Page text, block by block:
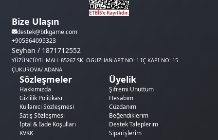
Bize Ulaşın
destek@btkgame.com
+905364095323
Seyhan / 1871712552
YÜZÜNCÜYIL MAH. 85267 SK. OGUZHAN APT NO: 1 IÇ KAPI NO: 15
ÇUKUROVA/ ADANA
Sözleşmeler
Hakkımızda
Gizlilik Politikası
Kullanıcı Sözleşmesi
Satış Sözleşmesi
İptal & İade Koşulları
KVKK
Üyelik
Şifremi Unuttum
Hesabım
Cüzdanım
Beğendiklerim
Destek Taleplerim
Siparişlerim